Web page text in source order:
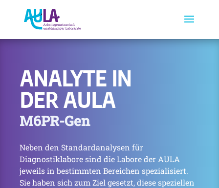
ANALYTE IN
DER AULA
M6PR-Gen
Neben den Standardanalysen für
Diagnostiklabore sind die Labore der AULA
jeweils in bestimmten Bereichen spezialisiert.
Sie haben sich zum Ziel gesetzt, diese speziellen